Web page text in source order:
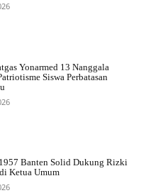
Yonarmed 13 Nanggala
Siswa Perbatasan
Banten Solid Dukung Rizki
Ketua Umum